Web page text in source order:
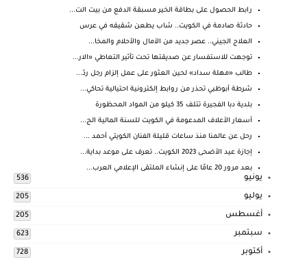
رابط الحصول على بطاقة الخير مسبقة الدفع من بيت الت...
حادثة صادمة في الكويت.. شاب يطعن شقيقه في عرس
العلاج الجيني.. عصر جديد من الآمال والأحلام والمخا...
توجهت للاستفسار عن صديقتها تحت تأثير التعاطي «الار...
طالب «مهلة سداد» لحين العثور على عمل إلزام رجل ردّ...
شرطة أبوظبي تحذر من روابط إلكترونية احتيالية تحاكي...
بلدية دبا الفجيرة تتلف 35 كيلو من المواد المحظورة
أسعار الأعلاف المدعومة في الكويت للسنة المالية الج...
رحل عن عالمنا منذ ساعات قليلة الفنان الكويتي أحمد ...
إجازة عيد الأضحى 2023 الكويت.. تعرف على موعد بداية...
بعد مرور 20 عامًا على إنشاء الملتقى الإعلامي العرب...
يونيو 536
يوليو 205
أغسطس 205
سبتمبر 623
أكتوبر 728